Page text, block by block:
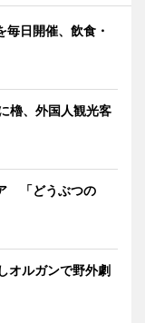
日開催、飲食・
櫓、外国人観光客
「どうぶつの
オルガンで野外劇